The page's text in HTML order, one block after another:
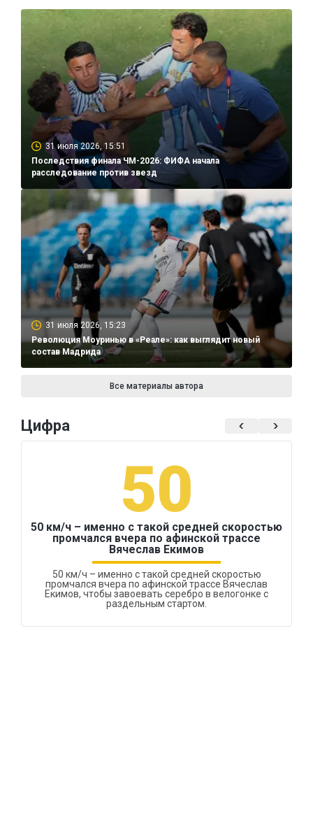
31 июля 2026, 15:51
Последствия финала ЧМ-2026: ФИФА начала
расследование против звезд
31 июля 2026, 15:23
Революция Моуринью в «Реале»: как выглядит новый
состав Мадрида
Все материалы автора
Цифра
50
50 км/ч – именно с такой средней скоростью
промчался вчера по афинской трассе
Вячеслав Екимов
50 км/ч – именно с такой средней скоростью
промчался вчера по афинской трассе Вячеслав
Екимов, чтобы завоевать серебро в велогонке с
раздельным стартом.